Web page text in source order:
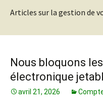
Articles sur la gestion de
Nous bloquons
électronique
avril 21, 2026